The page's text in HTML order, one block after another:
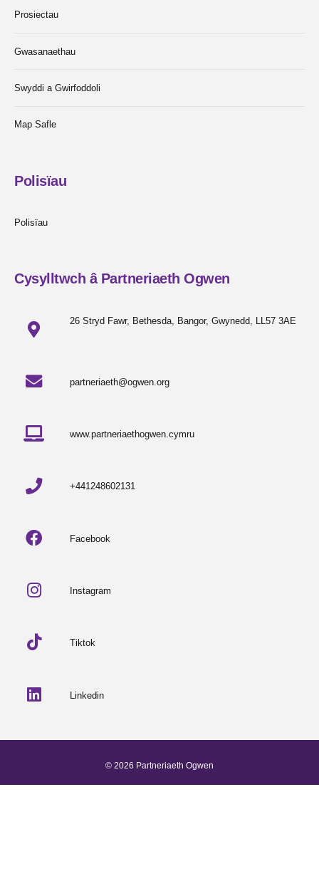
Prosiectau
Gwasanaethau
Swyddi a Gwirfoddoli
Map Safle
Polisïau
Polisïau
Cysylltwch â Partneriaeth Ogwen
26 Stryd Fawr, Bethesda, Bangor, Gwynedd, LL57 3AE
partneriaeth@ogwen.org
www.partneriaethogwen.cymru
+441248602131
Facebook
Instagram
Tiktok
Linkedin
© 2026 Partneriaeth Ogwen